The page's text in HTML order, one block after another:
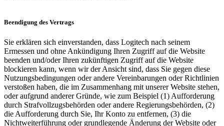
Beendigung des Vertrags
Sie erklären sich einverstanden, dass Logitech nach seinem
Ermessen und ohne Ankündigung Ihren Zugriff auf die Website
beenden und/oder Ihren zukünftigen Zugriff auf die Website
blockieren kann, wenn wir der Ansicht sind, dass Sie gegen diese
Nutzungsbedingungen oder andere Vereinbarungen oder Richtlinien
verstoßen haben, die im Zusammenhang mit unserer Website stehen,
oder aufgrund anderer Gründe, wie zum Beispiel (1) Aufforderung
durch Strafvollzugsbehörden oder andere Regierungsbehörden, (2)
die Aufforderung durch Sie, Ihr Konto zu entfernen, (3) die
Nichtweiterführung oder grundlegende Änderung der Website oder